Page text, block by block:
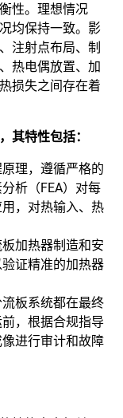
性。理想情况
均保持一致。影
注射点布局、制
热电偶放置、加
损失之间存在着
其特性包括：
理，遵循严格的
析（FEA）对每
，对热输入、热
加热器制造和安
证精准的加热器
板系统都在最终
，根据合规指导
进行审计和故障